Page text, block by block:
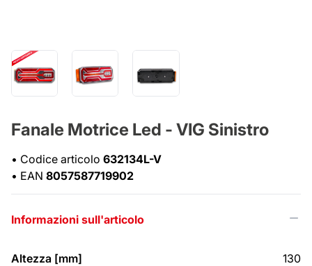
Fanale Motrice Led - VIG Sinistro
• Codice articolo 632134L-V
• EAN 8057587719902
Informazioni sull'articolo
Altezza [mm] 130